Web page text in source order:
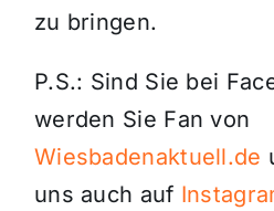
zu bringen.
P.S.: Sind Sie bei
werden Sie Fan von
Wiesbadenaktuell.de
uns auch auf